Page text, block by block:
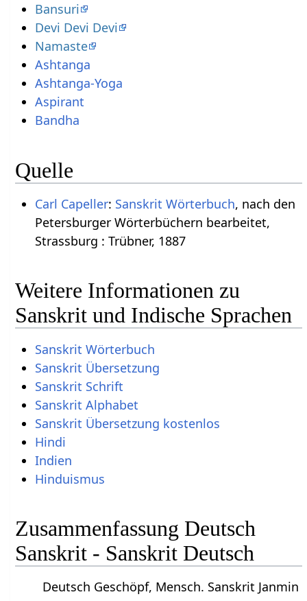
Bansuri
Devi Devi Devi
Namaste
Ashtanga
Ashtanga-Yoga
Aspirant
Bandha
Quelle
Carl Capeller: Sanskrit Wörterbuch, nach den
Petersburger Wörterbüchern bearbeitet,
Strassburg : Trübner, 1887
Weitere Informationen zu
Sanskrit und Indische Sprachen
Sanskrit Wörterbuch
Sanskrit Übersetzung
Sanskrit Schrift
Sanskrit Alphabet
Sanskrit Übersetzung kostenlos
Hindi
Indien
Hinduismus
Zusammenfassung Deutsch
Sanskrit - Sanskrit Deutsch
Deutsch Geschöpf, Mensch. Sanskrit Janmin